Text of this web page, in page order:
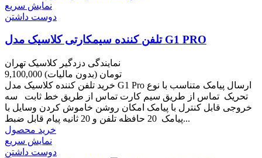
نمایش سریع
دوست داشتن
تلفن کننده سیمکارتی کلاسیک مدل G1 PRO
نمایندگی دزدگیر کلاسیک تهران
9,100,000 تومان (بدون مالیات)
خرید تلفن کننده کلاسیک مدل G1 Pro ارسال پیامک متناسب با نوع
تحریک تماس از طریق سیم کارت تماس از طریق خط ثابت سه
خروجی قابل کنترل با پیامک امکان روشن خاموش کردن وسایل با
پیامک 20 حافظه تلفن و 20 ثانیه پیام قابل ضبط...
خرید محصول
نمایش سریع
دوست داشتن